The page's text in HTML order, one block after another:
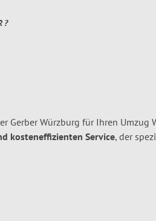
Gerber Würzburg für Ihren
kosteneffizienten Service, der